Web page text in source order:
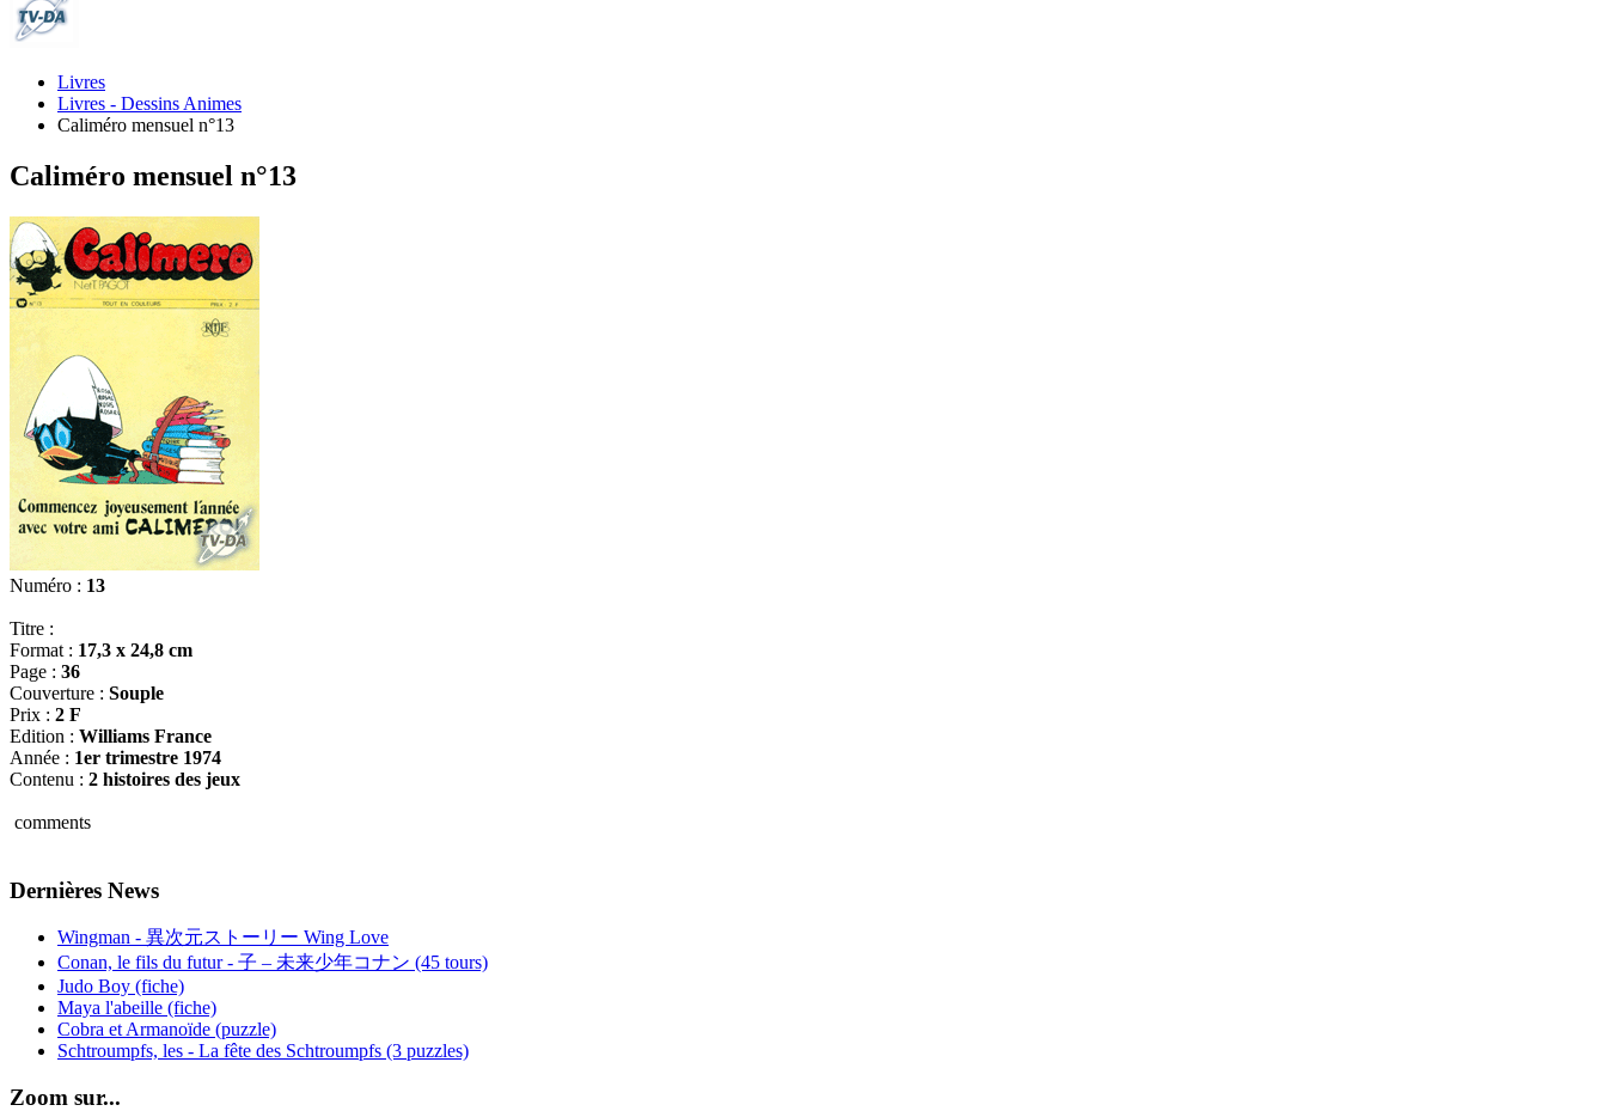
Livres
Livres - Dessins Animes
Caliméro mensuel n°13
Caliméro mensuel n°13
Numéro : 13
Titre :
Format : 17,3 x 24,8 cm
Page : 36
Couverture : Souple
Prix : 2 F
Edition : Williams France
Année : 1er trimestre 1974
Contenu : 2 histoires des jeux
comments
Dernières News
Wingman - 異次元ストーリー Wing Love
Conan, le fils du futur - 子 – 未来少年コナン (45 tours)
Judo Boy (fiche)
Maya l'abeille (fiche)
Cobra et Armanoïde (puzzle)
Schtroumpfs, les - La fête des Schtroumpfs (3 puzzles)
Zoom sur...